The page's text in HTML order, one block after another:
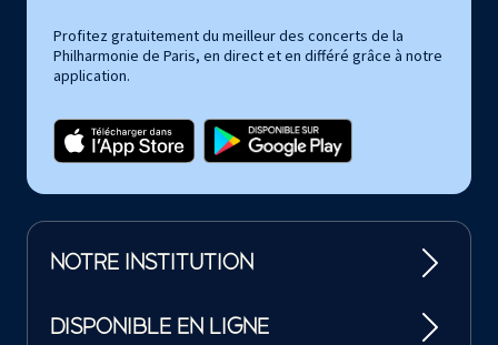
Profitez gratuitement du meilleur des concerts de la
Philharmonie de Paris, en direct et en différé grâce à notre
application.
NOTRE INSTITUTION
DISPONIBLE EN LIGNE